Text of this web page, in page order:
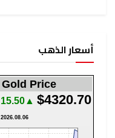
أسعار الذهب
Gold Price
$4320.70
▲15.50
2026.08.06